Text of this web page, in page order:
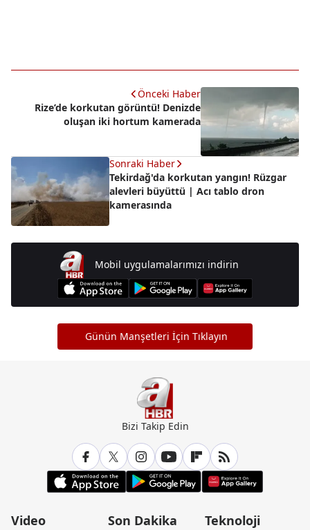
Önceki Haber
Rize’de korkutan görüntü! Denizde
oluşan iki hortum kamerada
Sonraki Haber
Tekirdağ'da korkutan yangın! Rüzgar
alevleri büyüttü | Acı tablo dron
kamerasında
Mobil uygulamalarımızı indirin
Günün Manşetleri İçin Tıklayın
Bizi Takip Edin
Video
Son Dakika
Teknoloji